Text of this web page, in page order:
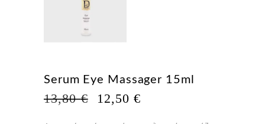
Serum Eye Massager 15ml
13,80€
Η
12,50€